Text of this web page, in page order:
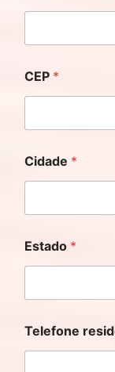
CEP *
Cidade *
Estado *
Telefone